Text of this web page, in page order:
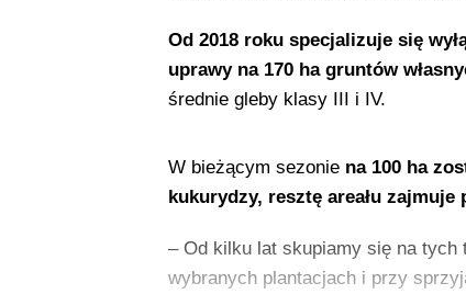
Od 2018 roku specjalizuje się
uprawy na 170 ha gruntów
średnie gleby klasy III i IV.
W bieżącym sezonie na 100 ha
kukurydzy, resztę areału zajmuje
– Od kilku lat skupiamy się na tych
wybranych plantacjach i przy